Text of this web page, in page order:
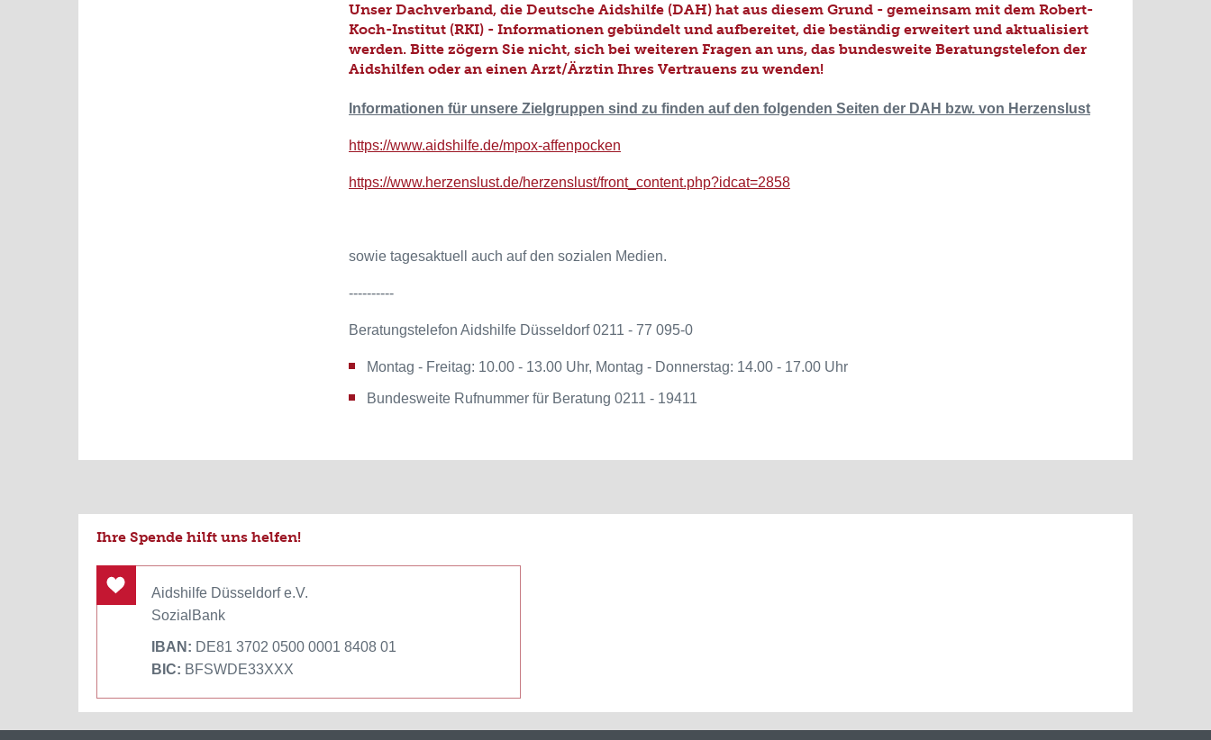
Unser Dachverband, die Deutsche Aidshilfe (DAH) hat aus diesem Grund - gemeinsam mit dem Robert-
Koch-Institut (RKI) - Informationen gebündelt und aufbereitet, die beständig erweitert und aktualisiert
werden. Bitte zögern Sie nicht, sich bei weiteren Fragen an uns, das bundesweite Beratungstelefon der
Aidshilfen oder an einen Arzt/Ärztin Ihres Vertrauens zu wenden!
Informationen für unsere Zielgruppen sind zu finden auf den folgenden Seiten der DAH bzw. von Herzenslust
https://www.aidshilfe.de/mpox-affenpocken
https://www.herzenslust.de/herzenslust/front_content.php?idcat=2858
sowie tagesaktuell auch auf den sozialen Medien.
----------
Beratungstelefon Aidshilfe Düsseldorf 0211 - 77 095-0
Montag - Freitag: 10.00 - 13.00 Uhr, Montag - Donnerstag: 14.00 - 17.00 Uhr
Bundesweite Rufnummer für Beratung 0211 - 19411
Ihre Spende hilft uns helfen!
Aidshilfe Düsseldorf e.V.
SozialBank
IBAN: DE81 3702 0500 0001 8408 01
BIC: BFSWDE33XXX